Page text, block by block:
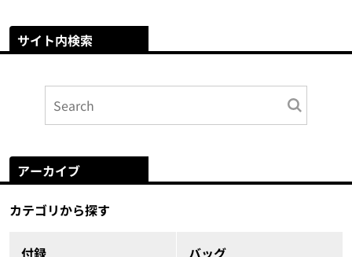
サイト内検索
アーカイブ
カテゴリから探す
付録 バッグ